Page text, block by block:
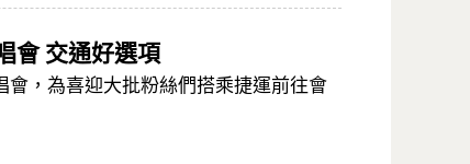
會 交通好選項
會，為喜迎大批粉絲們搭乘捷運前往會